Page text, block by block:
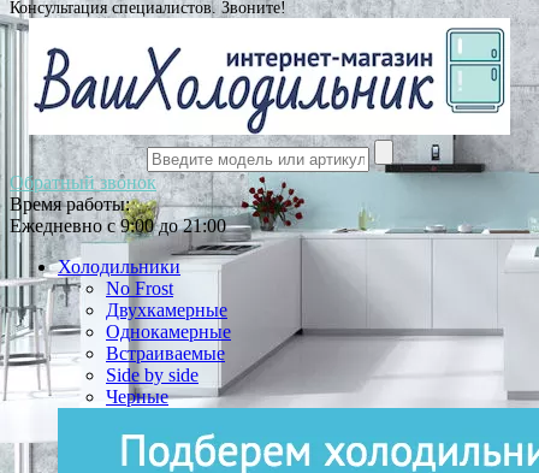
Консультация специалистов. Звоните!
Обратный звонок
Время работы:
Ежедневно с 9:00 до 21:00
Холодильники
No Frost
Двухкамерные
Однокамерные
Встраиваемые
Side by side
Черные